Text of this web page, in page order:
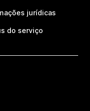
jurídicas
do serviço